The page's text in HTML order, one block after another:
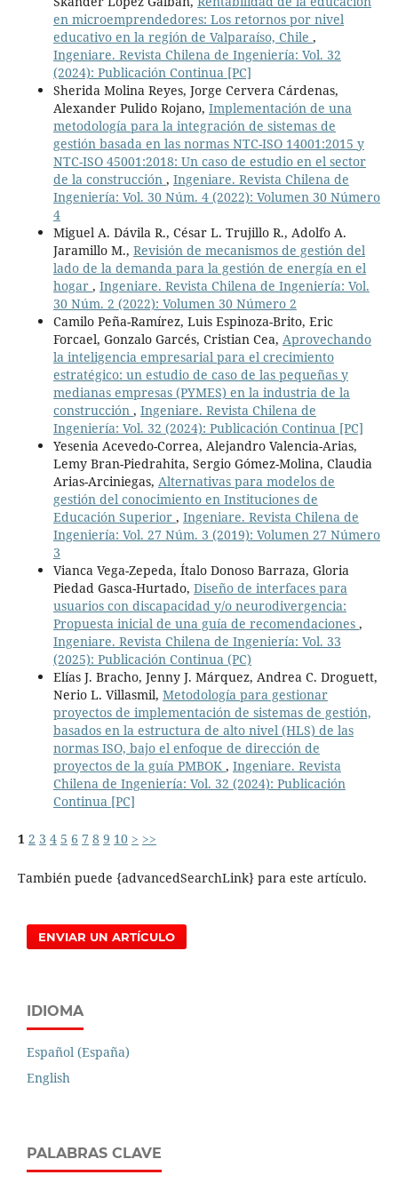
en microemprendedores: Los retornos por nivel
educativo en la región de Valparaíso, Chile ,
Ingeniare. Revista Chilena de Ingeniería: Vol. 32
(2024): Publicación Continua [PC]
Sherida Molina Reyes, Jorge Cervera Cárdenas,
Alexander Pulido Rojano, Implementación de una
metodología para la integración de sistemas de
gestión basada en las normas NTC-ISO 14001:2015 y
NTC-ISO 45001:2018: Un caso de estudio en el sector
de la construcción , Ingeniare. Revista Chilena de
Ingeniería: Vol. 30 Núm. 4 (2022): Volumen 30 Número
4
Miguel A. Dávila R., César L. Trujillo R., Adolfo A.
Jaramillo M., Revisión de mecanismos de gestión del
lado de la demanda para la gestión de energía en el
hogar , Ingeniare. Revista Chilena de Ingeniería: Vol.
30 Núm. 2 (2022): Volumen 30 Número 2
Camilo Peña-Ramírez, Luis Espinoza-Brito, Eric
Forcael, Gonzalo Garcés, Cristian Cea, Aprovechando
la inteligencia empresarial para el crecimiento
estratégico: un estudio de caso de las pequeñas y
medianas empresas (PYMES) en la industria de la
construcción , Ingeniare. Revista Chilena de
Ingeniería: Vol. 32 (2024): Publicación Continua [PC]
Yesenia Acevedo-Correa, Alejandro Valencia-Arias,
Lemy Bran-Piedrahita, Sergio Gómez-Molina, Claudia
Arias-Arciniegas, Alternativas para modelos de
gestión del conocimiento en Instituciones de
Educación Superior , Ingeniare. Revista Chilena de
Ingeniería: Vol. 27 Núm. 3 (2019): Volumen 27 Número
3
Vianca Vega-Zepeda, Ítalo Donoso Barraza, Gloria
Piedad Gasca-Hurtado, Diseño de interfaces para
usuarios con discapacidad y/o neurodivergencia:
Propuesta inicial de una guía de recomendaciones ,
Ingeniare. Revista Chilena de Ingeniería: Vol. 33
(2025): Publicación Continua (PC)
Elías J. Bracho, Jenny J. Márquez, Andrea C. Droguett,
Nerio L. Villasmil, Metodología para gestionar
proyectos de implementación de sistemas de gestión,
basados en la estructura de alto nivel (HLS) de las
normas ISO, bajo el enfoque de dirección de
proyectos de la guía PMBOK , Ingeniare. Revista
Chilena de Ingeniería: Vol. 32 (2024): Publicación
Continua [PC]
1 2 3 4 5 6 7 8 9 10 > >>
También puede {advancedSearchLink} para este artículo.
ENVIAR UN ARTÍCULO
IDIOMA
Español (España)
English
PALABRAS CLAVE